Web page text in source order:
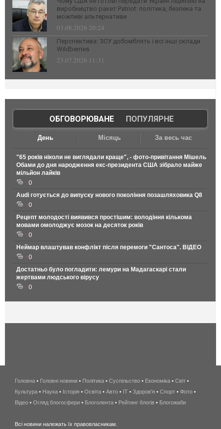
виробництво ракет Patriot: політика, безпека та
можливі альтернативи
03.08.2026 20:24
Перспектива: ЗСУ добомблять і всі інші склади
Wildberries
23.07.2026 11:31
ОБГОВОРЮВАНЕ| ПОПУЛЯРНЕ
День Місяць За весь час
"65 років ніколи не виглядали краще", - фото-привітання Мішель
Обами до дня народження екс-президента США зібрало майже
мільйон лайків
0
Audi готується до випуску нового покоління позашляховика Q8
0
Рецепт молодості виявився простішим: володіння кількома
мовами омолоджує мозок на десяток років
0
Неймар влаштував конфлікт після перемоги "Сантоса". ВІДЕО
0
Достатньо було погладити: лемури на Мадагаскарі стали
жертвами людського вірусу
0
беспроводной
интернет
киев
Головна • Головні новини • Політика • Суспільство • Економіка • Світ •
Культура • Наука • Історія • Освіта • Авто • IT • Здоров'я • Спорт • Фото •
Відео • Огляд блогосфери • Блоголента • Рейтинг блогів • Блогожаби
Всі новини належать їх правовласникам.